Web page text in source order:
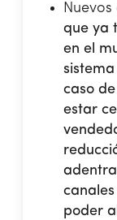
que ya
en el
caso
estar
poder